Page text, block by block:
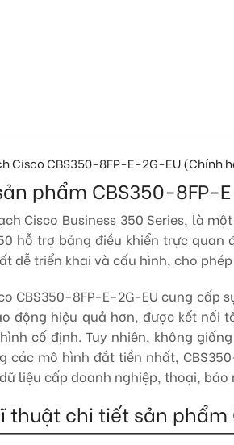
Cisco CBS350-8FP-E-2G-EU (Chính
phẩm CBS350-8FP-
Cisco Business 350 Series, là
hỗ trợ bảng điều khiển trực
dễ triển khai và cấu hình, cho
CBS350-8FP-E-2G-EU cung
động hiệu quả hơn, được kết nối
cố định. Tuy nhiên, không
các mô hình đắt tiền nhất,
liệu cấp doanh nghiệp, thoại,
thuật chi tiết sản